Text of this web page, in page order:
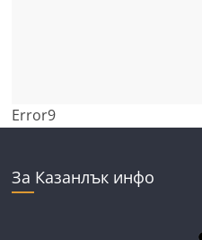
Error9
За Казанлък инфо